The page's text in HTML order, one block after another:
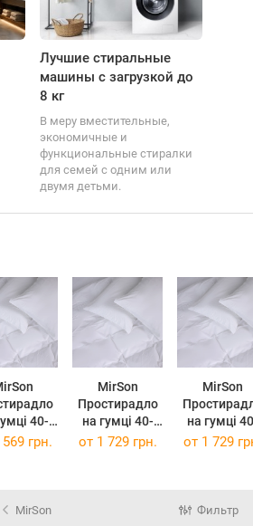
Лучшие стиральные
машины с загрузкой до
8 кг
В меру вместительные,
экономичные и
функциональные стиралки
для семей с одним или
двумя детьми.
40-
0014
MirSon
Простирадло
на гумці 40-
0014
MirSon
на гумці 40-
0014
569 грн. от 1 729 грн. от 1 729
MirSon Фильтр